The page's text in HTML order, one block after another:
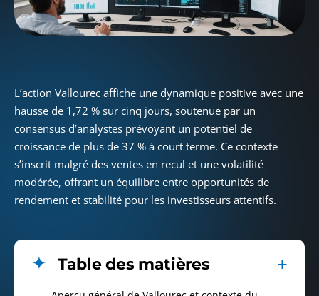
L’action Vallourec affiche une dynamique positive avec une
hausse de 1,72 % sur cinq jours, soutenue par un
consensus d’analystes prévoyant un potentiel de
croissance de plus de 37 % à court terme. Ce contexte
s’inscrit malgré des ventes en recul et une volatilité
modérée, offrant un équilibre entre opportunités de
rendement et stabilité pour les investisseurs attentifs.
Table des matières